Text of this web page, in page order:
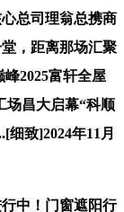
总司理翁总携商
，距离那场汇聚
2025富轩全屋
场昌大启幕“科顺
致]2024年11月
中！门窗遮阳行